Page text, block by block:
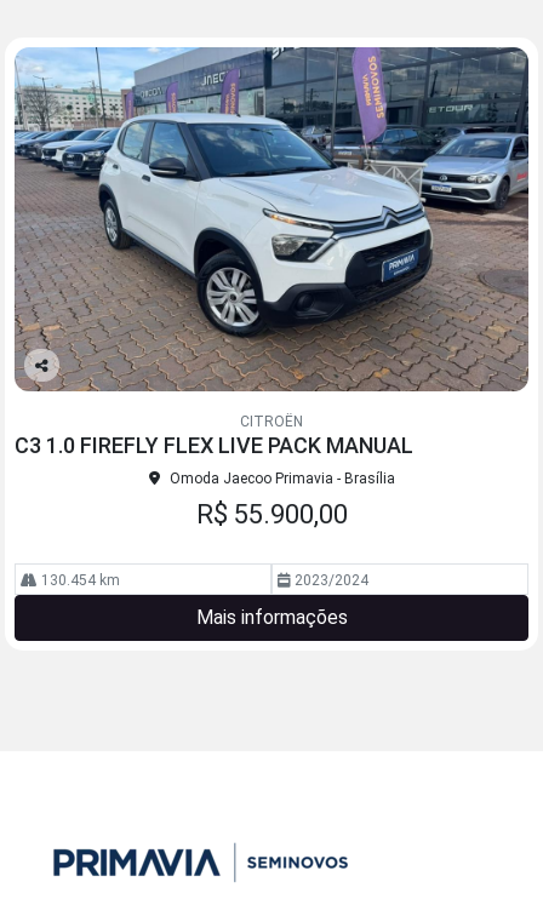
Co
lhe
CITROËN
C3 1.0 FIREFLY FLEX LIVE PACK MANUAL
Omoda Jaecoo Primavia - Brasília
R$ 55.900,00
130.454 km 2023/2024
Mais informações